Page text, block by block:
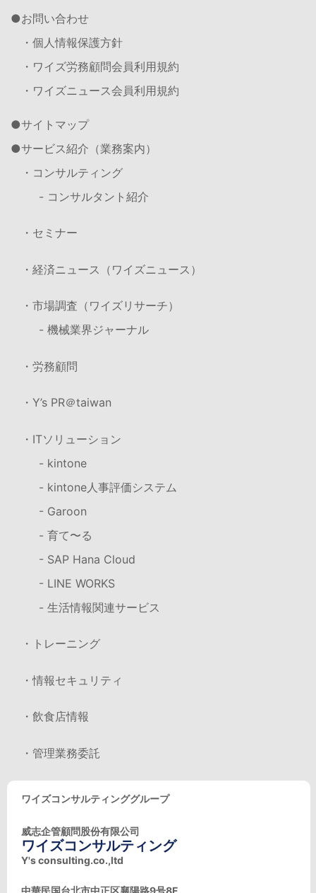
お問い合わせ
・個人情報保護方針
・ワイズ労務顧問会員利用規約
・ワイズニュース会員利用規約
サイトマップ
サービス紹介（業務案内）
・コンサルティング
- コンサルタント紹介
・セミナー
・経済ニュース（ワイズニュース）
・市場調査（ワイズリサーチ）
- 機械業界ジャーナル
・労務顧問
・Y’s PR＠taiwan
・ITソリューション
- kintone
- kintone人事評価システム
- Garoon
- 育て〜る
- SAP Hana Cloud
- LINE WORKS
- 生活情報関連サービス
・トレーニング
・情報セキュリティ
・飲食店情報
・管理業務委託
ワイズコンサルティンググループ
威志企管顧問股份有限公司
ワイズコンサルティング
Y's consulting.co.,ltd